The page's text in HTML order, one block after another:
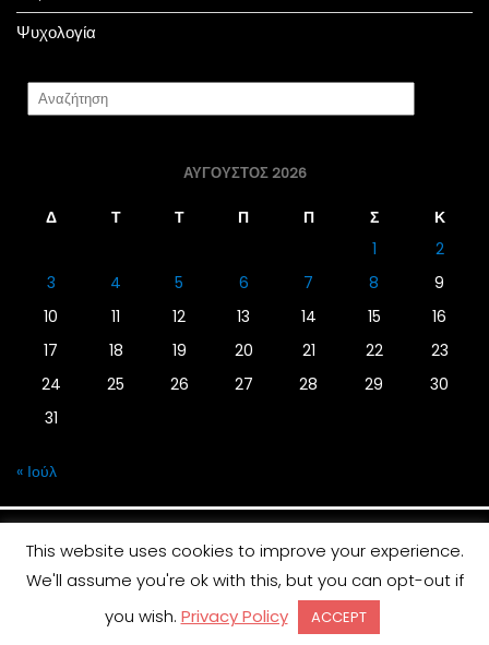
Ψυχολογία
ΑΎΓΟΥΣΤΟΣ 2026
Δ Τ Τ Π Π Σ
Κ
1
2
3
4 5 6 7 8
9
10
11 12 13 14 15
16
17
18 19 20 21 22
23
24
25 26 27 28 29
30
31
« Ιούλ
© 2019 | Screen Magazine - Ηλεκτρονική εφημερίδα
Contia
This website uses cookies to improve your experience.
We'll assume you're ok with this, but you can opt-out if
you wish. Privacy Policy ACCEPT